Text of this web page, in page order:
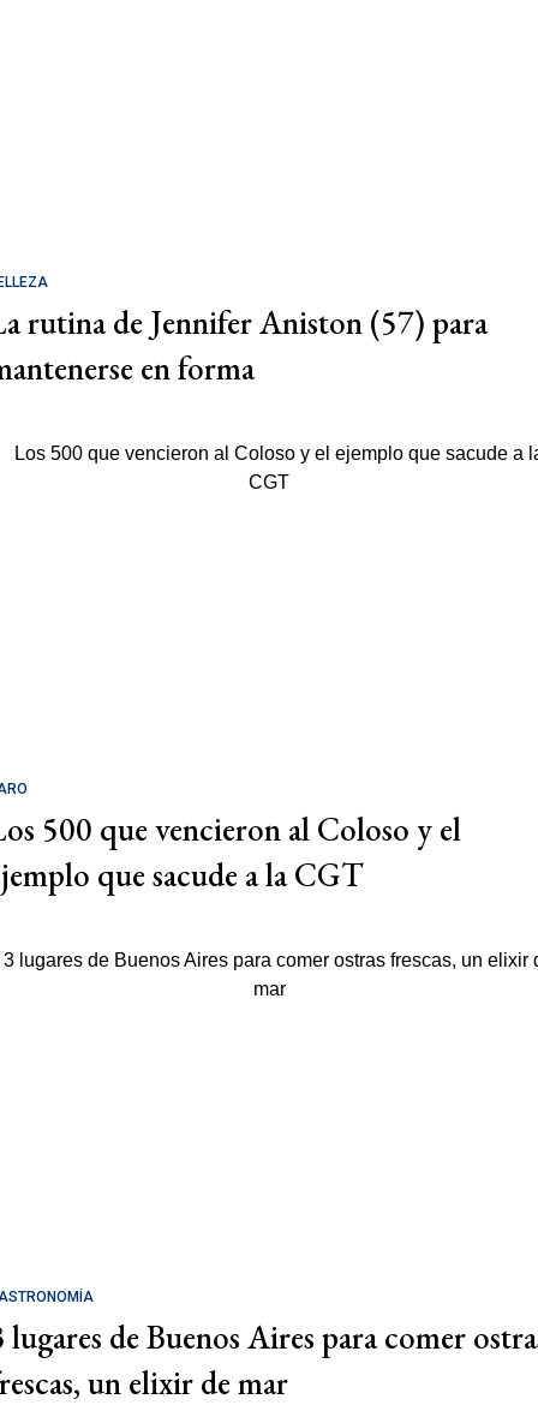
rutina de Jennifer Aniston (57) para
en forma
500 que vencieron al Coloso y el
que sacude a la CGT
lugares de Buenos Aires para comer
un elixir de mar